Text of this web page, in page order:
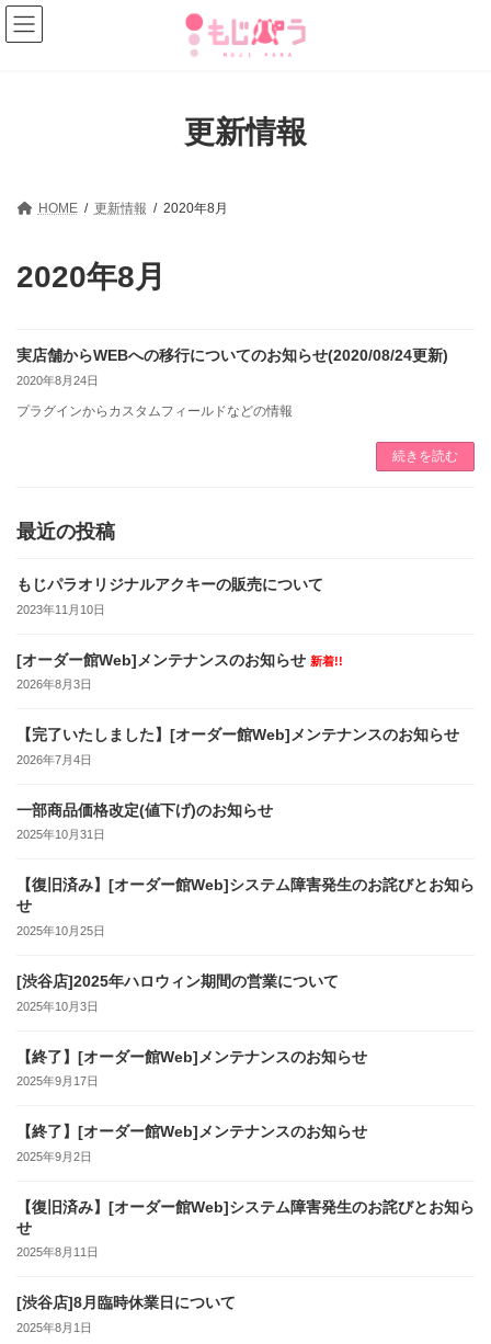
コ
ン
テ
ナ
ビ
ゲ
更新情報
HOME 更新情報 2020年8月
2020年8月
実店舗からWEBへの移行についてのお知らせ(2020/08/24更新)
2020年8月24日
プラグインからカスタムフィールドなどの情報
続きを読む
最近の投稿
もじパラオリジナルアクキーの販売について
2023年11月10日
[オーダー館Web]メンテナンスのお知らせ 新着!!
2026年8月3日
【完了いたしました】[オーダー館Web]メンテナンスのお知らせ
2026年7月4日
一部商品価格改定(値下げ)のお知らせ
2025年10月31日
【復旧済み】[オーダー館Web]システム障害発生のお詫びとお知ら
せ
2025年10月25日
[渋谷店]2025年ハロウィン期間の営業について
2025年10月3日
【終了】[オーダー館Web]メンテナンスのお知らせ
2025年9月17日
【終了】[オーダー館Web]メンテナンスのお知らせ
2025年9月2日
【復旧済み】[オーダー館Web]システム障害発生のお詫びとお知ら
せ
2025年8月11日
[渋谷店]8月臨時休業日について
2025年8月1日